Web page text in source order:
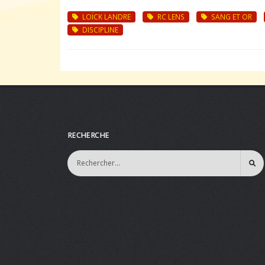
LOÏCK LANDRE RC LENS
SANG ET OR
DISCIPLINE
RECHERCHE